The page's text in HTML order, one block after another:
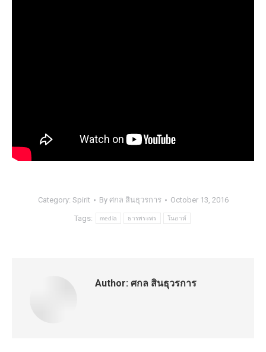
Category: Spirit By ศกล สินธุวรการ October 13, 2016
Tags: media ธารพระพร โนอาห์
Author: ศกล สินธุวรการ